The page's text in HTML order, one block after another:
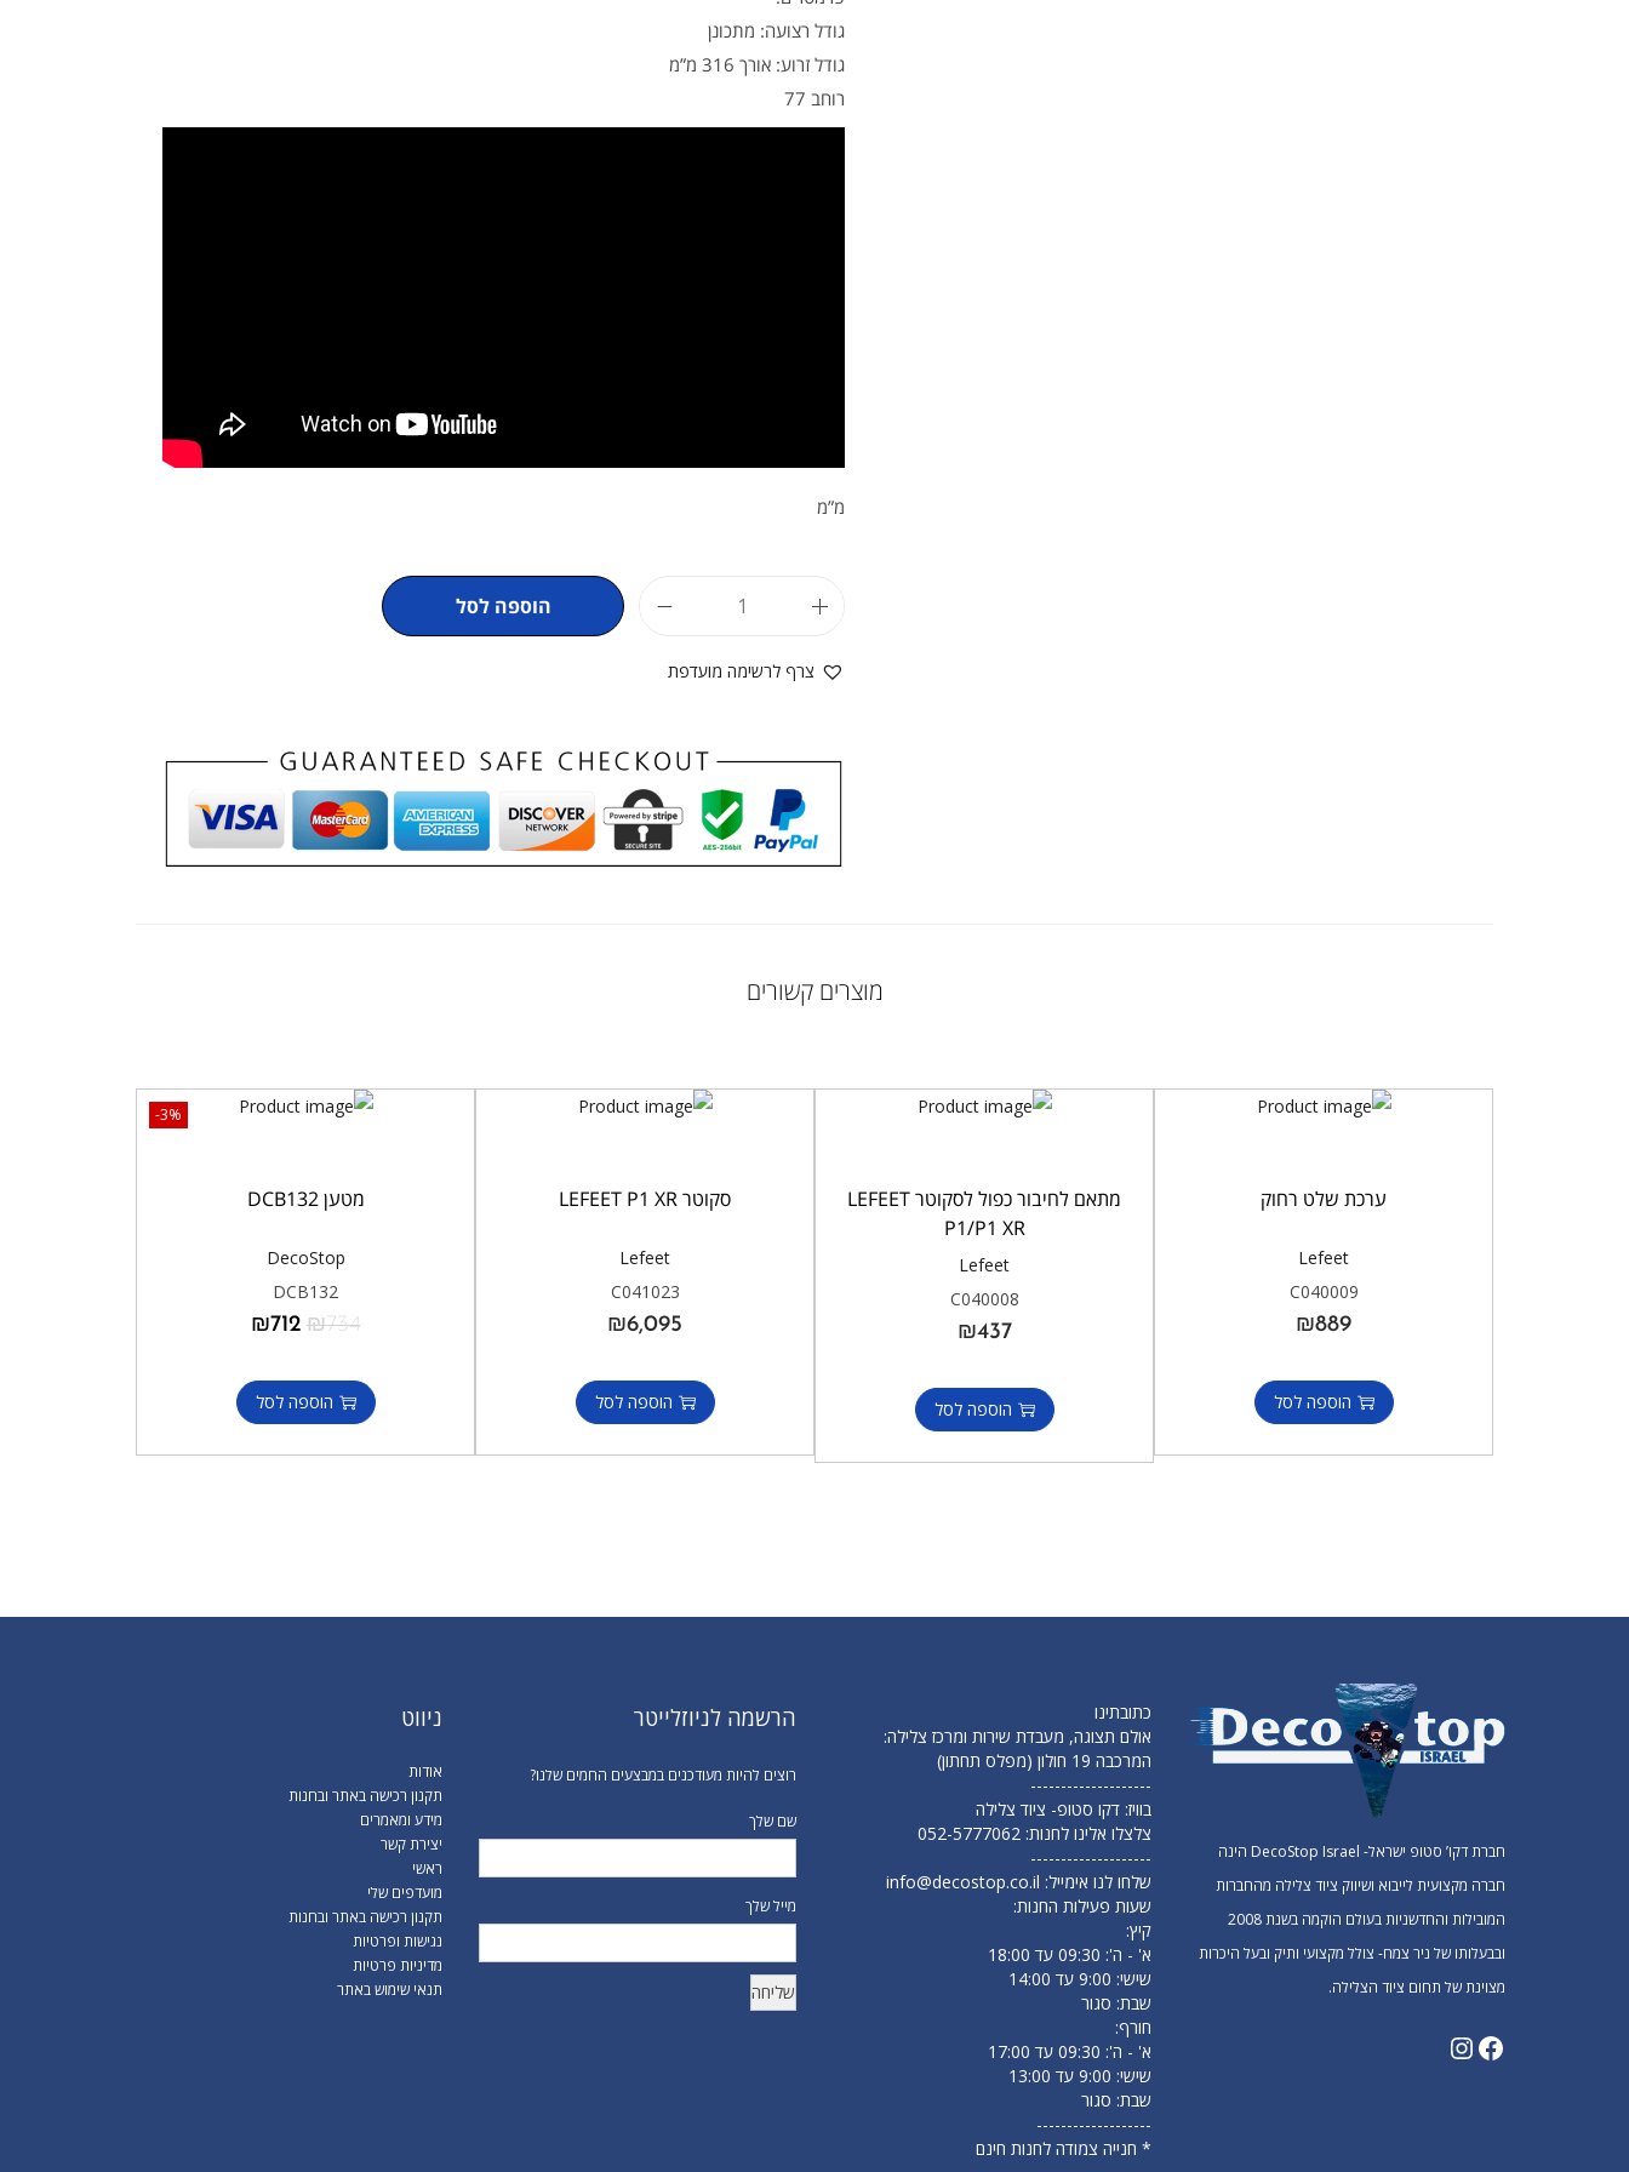
גודל רצועה: מתכונן
גודל זרוע: אורך 316 מ”מ
רוחב 77
מ”מ
הוספה לסל
צרף לרשימה מועדפת
מוצרים קשורים
ערכת שלט רחוק
Lefeet
C040009
₪889
הוספה לסל
מתאם לחיבור כפול לסקוטר LEFEET
P1/P1 XR
Lefeet
C040008
₪437
הוספה לסל
סקוטר LEFEET P1 XR
Lefeet
C041023
₪6,095
הוספה לסל
-3%
מטען DCB132
DecoStop
DCB132
₪734
₪712
הוספה לסל
ניווט
אודות
תקנון רכישה באתר ובחנות
מידע ומאמרים
יצירת קשר
ראשי
מועדפים שלי
תקנון רכישה באתר ובחנות
נגישות ופרטיות
מדיניות פרטיות
תנאי שימוש באתר
הרשמה לניוזלייטר
רוצים להיות מעודכנים במבצעים החמים שלנו?
שם שלך
מייל שלך
כתובתינו
אולם תצוגה, מעבדת שירות ומרכז צלילה:
המרכבה 19 חולון (מפלס תחתון)
--------------------
בוויז: דקו סטופ- ציוד צלילה
צלצלו אלינו לחנות:052-5777062
--------------------
שלחו לנו אימייל: info@decostop.co.il
שעות פעילות החנות:
קיץ:
א' - ה': 09:30 עד 18:00
שישי: 9:00 עד 14:00
שבת: סגור
חורף:
א' - ה': 09:30 עד 17:00
שישי: 9:00 עד 13:00
שבת: סגור
-------------------
* חנייה צמודה לחנות חינם
חברת דקו’ סטופ ישראל- DecoStop Israel הינה
חברה מקצועית לייבוא ושיווק ציוד צלילה מהחברות
המובילות והחדשניות בעולם הוקמה בשנת 2008
ובבעלותו של ניר צמח- צולל מקצועי ותיק ובעל היכרות
מצוינת של תחום ציוד הצלילה.